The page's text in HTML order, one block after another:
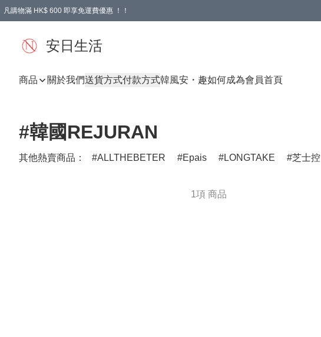
凡購物滿 HK$ 600 即享免運費優惠 ！！
安日生活
商品 關於我們送貨方式付款方式韓風安・趣如何成為會員首頁
#韓國REJURAN
其他熱賣商品： ALLTHEBETER Epais LONGTAKE 芝士控
1項 商品